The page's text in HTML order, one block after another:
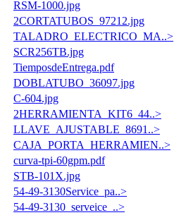
RSM-1000.jpg
2CORTATUBOS_97212.jpg
TALADRO_ELECTRICO_MA..>
SCR256TB.jpg
TiemposdeEntrega.pdf
DOBLATUBO_36097.jpg
C-604.jpg
2HERRAMIENTA_KIT6_44..>
LLAVE_AJUSTABLE_8691..>
CAJA_PORTA_HERRAMIEN..>
curva-tpi-60gpm.pdf
STB-101X.jpg
54-49-3130Service_pa..>
54-49-3130_serveice_..>